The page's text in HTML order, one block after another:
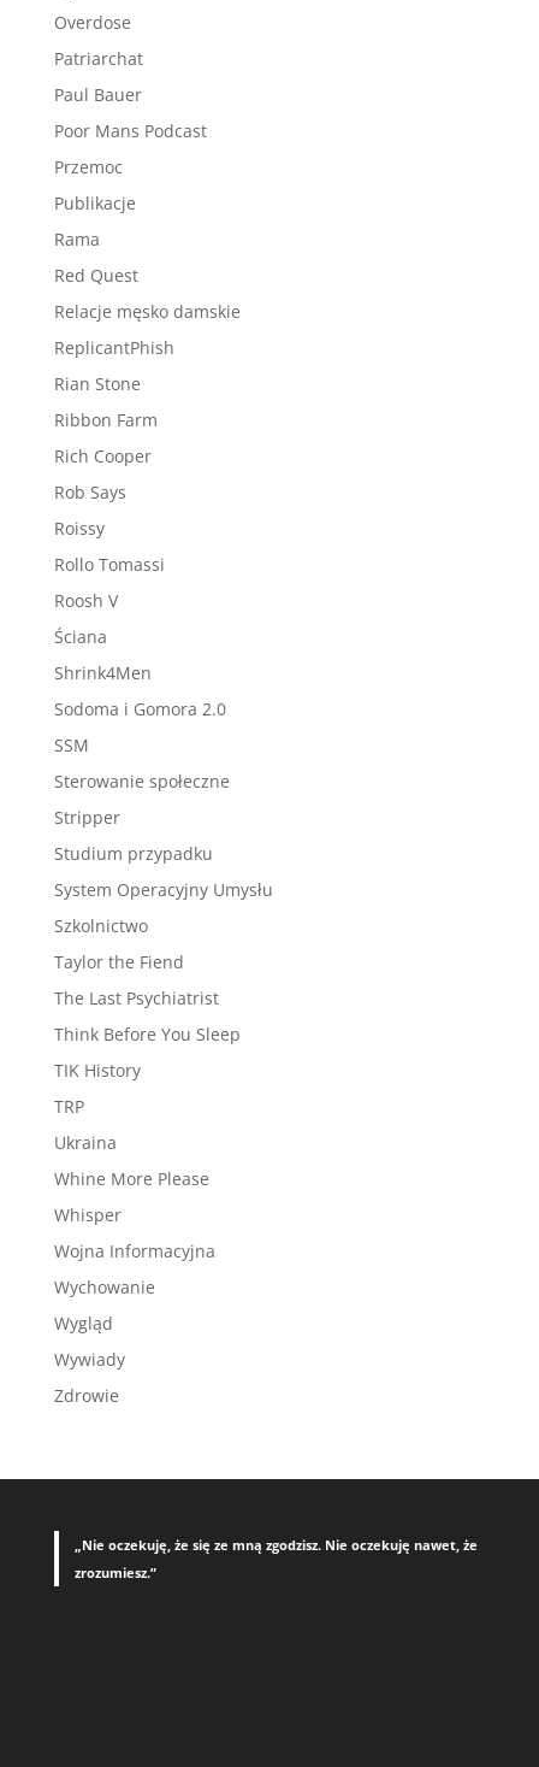
Overdose
Patriarchat
Paul Bauer
Poor Mans Podcast
Przemoc
Publikacje
Rama
Red Quest
Relacje męsko damskie
ReplicantPhish
Rian Stone
Ribbon Farm
Rich Cooper
Rob Says
Roissy
Rollo Tomassi
Roosh V
Ściana
Shrink4Men
Sodoma i Gomora 2.0
SSM
Sterowanie społeczne
Stripper
Studium przypadku
System Operacyjny Umysłu
Szkolnictwo
Taylor the Fiend
The Last Psychiatrist
Think Before You Sleep
TIK History
TRP
Ukraina
Whine More Please
Whisper
Wojna Informacyjna
Wychowanie
Wygląd
Wywiady
Zdrowie
„Nie oczekuję, że się ze mną zgodzisz. Nie oczekuję nawet, że
zrozumiesz.”